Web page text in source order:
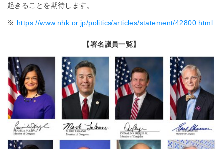
起きることを期待します。
※ https://www.nhk.or.jp/politics/articles/statement/42800.html
【署名議員一覧】